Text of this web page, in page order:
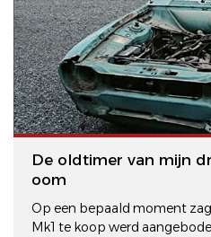
De oldtimer van mijn
oom
Op een bepaald moment
Mk1 te koop werd